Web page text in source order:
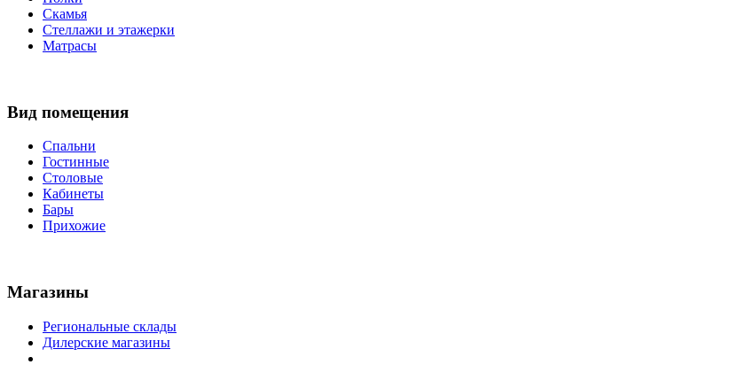
Скамья
Стеллажи и этажерки
Матрасы
Вид помещения
Спальни
Гостинные
Столовые
Кабинеты
Бары
Прихожие
Магазины
Региональные склады
Дилерские магазины